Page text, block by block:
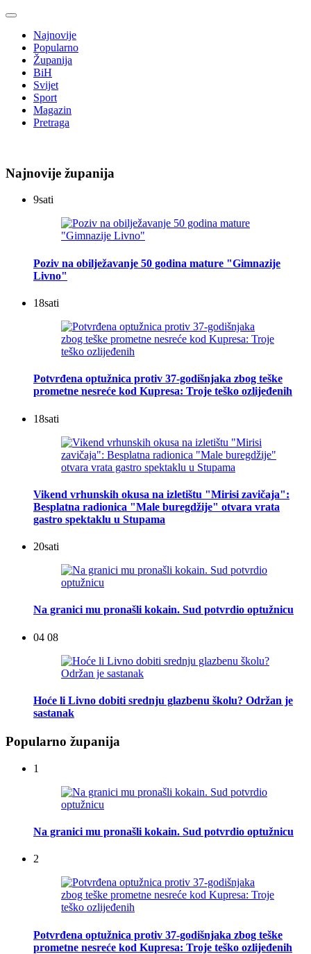
Najnovije
Popularno
Županija
BiH
Svijet
Sport
Magazin
Pretraga
Najnovije županija
9sati
Poziv na obilježavanje 50 godina mature "Gimnazije
Livno"
18sati
Potvrđena optužnica protiv 37-godišnjaka zbog teške
prometne nesreće kod Kupresa: Troje teško ozlijeđenih
18sati
Vikend vrhunskih okusa na izletištu "Mirisi zavičaja":
Besplatna radionica "Male buregdžije" otvara vrata
gastro spektaklu u Stupama
20sati
Na granici mu pronašli kokain. Sud potvrdio optužnicu
04 08
Hoće li Livno dobiti srednju glazbenu školu? Održan je
sastanak
Popularno županija
1
Na granici mu pronašli kokain. Sud potvrdio optužnicu
2
Potvrđena optužnica protiv 37-godišnjaka zbog teške
prometne nesreće kod Kupresa: Troje teško ozlijeđenih